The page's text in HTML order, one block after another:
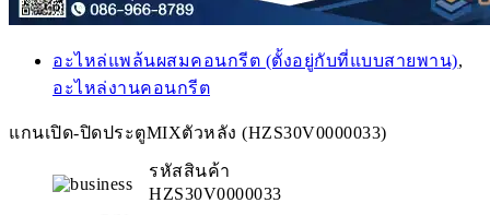
อะไหล่แพล้นผสมคอนกรีต (ตั้งอยู่กับที่แบบสายพาน),
อะไหล่งานคอนกรีต
แกนเปิด-ปิดประตูMIXตัวหลัง (HZS30V0000033)
รหัสสินค้า
HZS30V0000033